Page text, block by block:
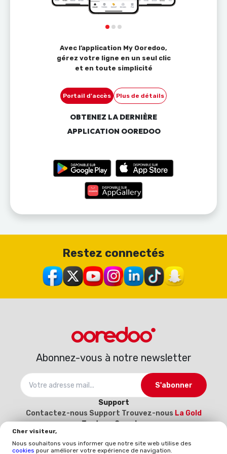
Cher visiteur,
Nous souhaitons vous informer que notre site web utilise des
cookies pour améliorer votre expérience de navigation.
Avec l’application My Ooredoo,
gérez votre ligne en un seul clic
et en toute simplicité
Portail d'accès Plus de détails
OBTENEZ LA DERNIÈRE
APPLICATION OOREDOO
Restez connectés
Abonnez-vous à notre newsletter
S'abonner
Support
Contactez-nous Support Trouvez-nous La Gold
Tout sur Ooredoo
À propos
2025-2026 Devenez notre fournisseur (Inscrivez-